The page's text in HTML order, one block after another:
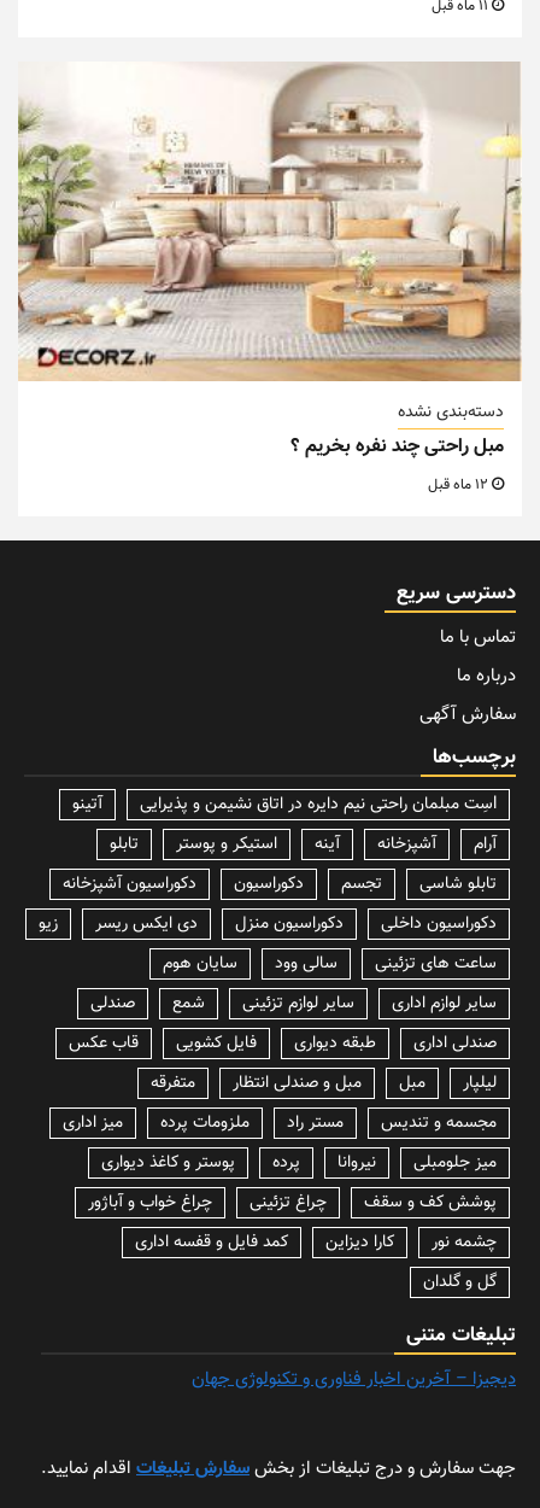
دسته‌بندی نشده
مبل راحتی چند نفره بخریم ؟
دسترسی سریع
تماس با ما
درباره ما
سفارش آگهی
برچسب‌ها
lسِت مبلمان راحتی نیم دایره در اتاق نشیمن و پذیرایی
آتینو
آرام
آشپزخانه آینه استیکر و پوستر
تابلو
تابلو شاسی
تجسم دکوراسیون
دکوراسیون آشپزخانه
دکوراسیون داخلی
دکوراسیون منزل دی ایکس ریسر
زیو
ساعت های تزئینی
سالی وود
سایان هوم
سایر لوازم اداری
سایر لوازم تزئینی شمع
صندلی
صندلی اداری
طبقه دیواری فایل کشویی
قاب عکس
لیلپار
مبل مبل و صندلی انتظار
متفرقه
مجسمه و تندیس
مستر راد ملزومات پرده
میز اداری
میز جلومبلی
نیروانا پرده
پوستر و کاغذ دیواری
پوشش کف و سقف
چراغ تزئینی
چراغ خواب و آباژور
چشمه نور
کارا دیزاین
کمد فایل و قفسه اداری
گل و گلدان
تبلیغات متنی
دیجیزا – آخرین اخبار فناوری و تکنولوژی جهان
جهت سفارش و درج تبلیغات از بخشسفارش تبلیغات اقدام نمایید.